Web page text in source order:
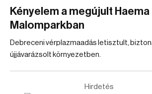
Kényelem a megújult Haema
Malomparkban
Debreceni vérplazmaadás letisztult,
újjávarázsolt környezetben.
Hirdetés